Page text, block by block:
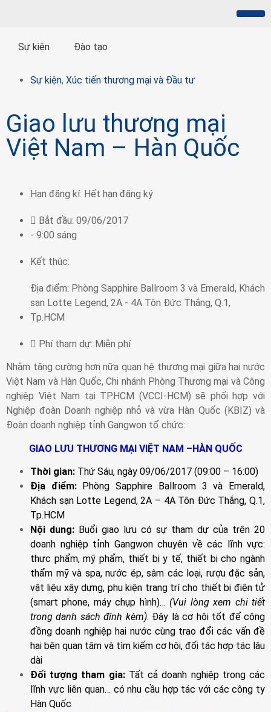
Sự kiện Đào tạo
Sự kiện, Xúc tiến thương mại và Đầu tư
Giao lưu thương mại
Việt Nam – Hàn Quốc
Hạn đăng kí: Hết hạn đăng ký
Bắt đầu: 09/06/2017
- 9:00 sáng
Kết thúc:
Địa điểm: Phòng Sapphire Ballroom 3 và Emerald, Khách
sạn Lotte Legend, 2A - 4A Tôn Đức Thắng, Q.1,
Tp.HCM
Phí tham dự: Miễn phí
Nhằm tăng cường hơn nữa quan hệ thương mại giữa hai nước
Việt Nam và Hàn Quốc, Chi nhánh Phòng Thương mại và Công
nghiệp Việt Nam tại TP.HCM (VCCI-HCM) sẽ phối hợp với
Nghiệp đoàn Doanh nghiệp nhỏ và vừa Hàn Quốc (KBIZ) và
Đoàn doanh nghiệp tỉnh Gangwon tổ chức:
GIAO LƯU THƯƠNG MẠI VIỆT NAM –HÀN QUỐC
Thời gian: Thứ Sáu, ngày 09/06/2017 (09:00 – 16:00)
Địa điểm:Phòng Sapphire Ballroom 3 và Emerald,
Khách sạn Lotte Legend, 2A – 4A Tôn Đức Thắng, Q.1,
Tp.HCM
Nội dung: Buổi giao lưu có sự tham dự của trên 20
doanh nghiệp tỉnh Gangwon chuyên về các lĩnh vực:
thực phẩm, mỹ phẩm, thiết bị y tế, thiết bị cho ngành
thẩm mỹ và spa, nước ép, sâm các loại, rượu đặc sản,
vật liệu xây dựng, phụ kiện trang trí cho thiết bị điện tử
(smart phone, máy chụp hình)… (Vui lòng xem chi tiết
trong danh sách đính kèm). Đây là cơ hội tốt để cộng
đồng doanh nghiệp hai nước cùng trao đổi các vấn đề
hai bên quan tâm và tìm kiếm cơ hội, đối tác hợp tác lâu
dài
Đối tượng tham gia:Tất cả doanh nghiệp trong các
lĩnh vực liên quan… có nhu cầu hợp tác với các công ty
Hàn Quốc